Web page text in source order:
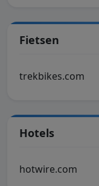
Fietsen
trekbikes.com
Hotels
hotwire.com